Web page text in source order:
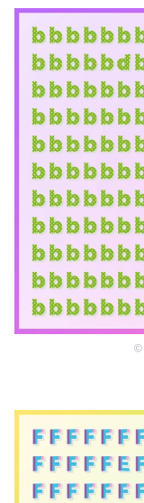
©